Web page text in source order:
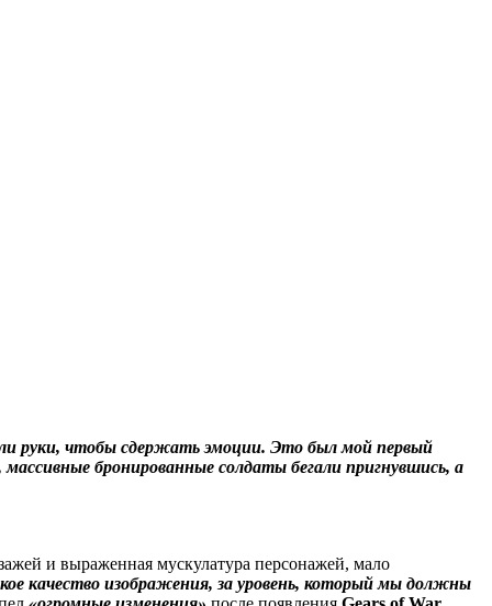
руки, чтобы сдержать эмоции. Это был мой первый
бронированные солдаты бегали пригнувшись, а
и выраженная мускулатура персонажей, мало
качество изображения, за уровень, который мы должны